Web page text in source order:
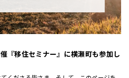
『移住セミナー』に横瀬町も参加し